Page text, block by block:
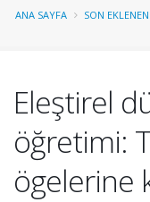
ANA SAYFA SON
Eleştirel
öğretimi:
ögelerine